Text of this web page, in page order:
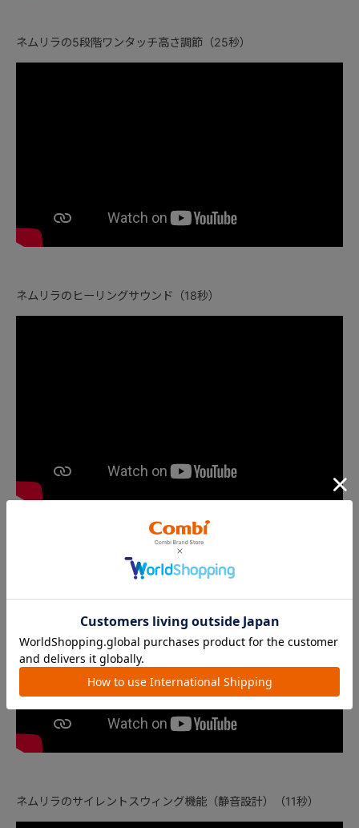
ネムリラの5段階ワンタッチ高さ調節（25秒）
ネムリラのヒーリングサウンド（18秒）
ネムリラの5段階ステップ連動リクライニング（15秒）
ネムリラのサイレントスウィング機能（静音設計）（11秒）